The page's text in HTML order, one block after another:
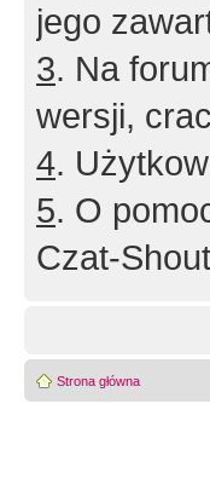
jego
3. Na
wersji,
4.
5. O
Czat-
Strona główna